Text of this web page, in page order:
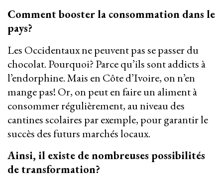
Comment booster la consommation dans le
pays?
Les Occidentaux ne peuvent pas se passer du
chocolat. Pourquoi? Parce qu’ils sont addicts à
l’endorphine. Mais en Côte d’Ivoire, on n’en
mange pas! Or, on peut en faire un aliment à
consommer régulièrement, au niveau des
cantines scolaires par exemple, pour garantir le
succès des futurs marchés locaux.
Ainsi, il existe de nombreuses possibilités
de transformation?